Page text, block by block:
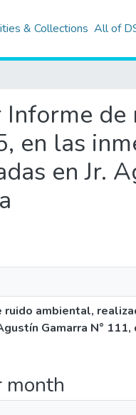
& Collections All of
en las
en Jr.
ruido ambiental,
Gamarra N°
month